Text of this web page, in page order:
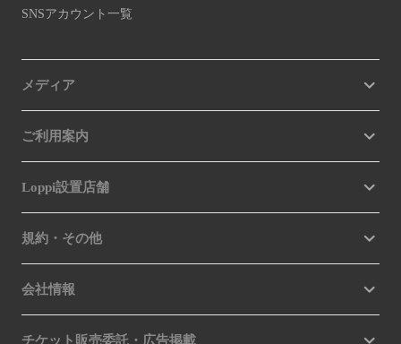
SNSアカウント一覧
メディア
ご利用案内
Loppi設置店舗
規約・その他
会社情報
チケット販売委託・広告掲載